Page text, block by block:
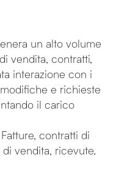
un alto volume
vendita, contratti,
interazione con i
e richieste
il carico
contratti di
vendita, ricevute.